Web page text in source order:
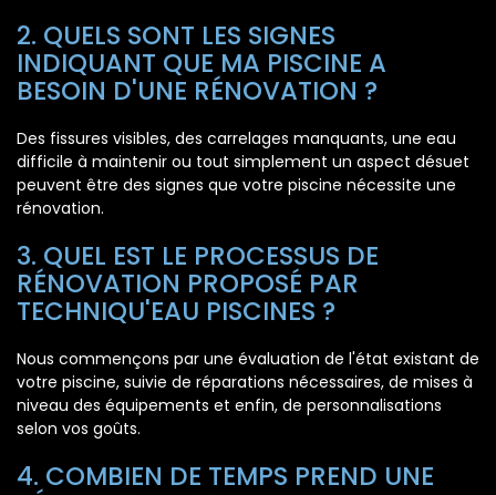
2. QUELS SONT LES SIGNES
INDIQUANT QUE MA PISCINE A
BESOIN D'UNE RÉNOVATION ?
Des fissures visibles, des carrelages manquants, une eau
difficile à maintenir ou tout simplement un aspect désuet
peuvent être des signes que votre piscine nécessite une
rénovation.
3. QUEL EST LE PROCESSUS DE
RÉNOVATION PROPOSÉ PAR
TECHNIQU'EAU PISCINES ?
Nous commençons par une évaluation de l'état existant de
votre piscine, suivie de réparations nécessaires, de mises à
niveau des équipements et enfin, de personnalisations
selon vos goûts.
4. COMBIEN DE TEMPS PREND UNE